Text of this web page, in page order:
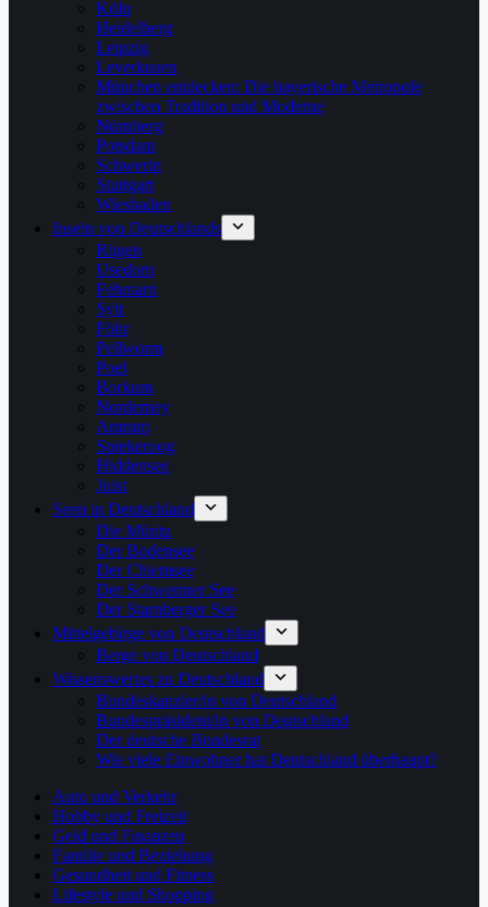
Köln
Heidelberg
Leipzig
Leverkusen
München entdecken: Die bayerische Metropole
zwischen Tradition und Moderne
Nürnberg
Potsdam
Schwerin
Stuttgart
Wiesbaden
Inseln von Deutschlands
Rügen
Usedom
Fehmarn
Sylt
Föhr
Pellworm
Poel
Borkum
Norderney
Amrum
Spiekeroog
Hiddensee
Juist
Seen in Deutschland
Die Müritz
Der Bodensee
Der Chiemsee
Der Schweriner See
Der Starnberger See
Mittelgebirge von Deutschland
Berge von Deutschland
Wissenswertes zu Deutschland
Bundeskanzler/in von Deutschland
Bundespräsident/in von Deutschland
Der deutsche Bundesrat
Wie viele Einwohner hat Deutschland überhaupt?
Auto und Verkehr
Hobby und Freizeit
Geld und Finanzen
Familie und Beziehung
Gesundheit und Fitness
Lifestyle und Shopping